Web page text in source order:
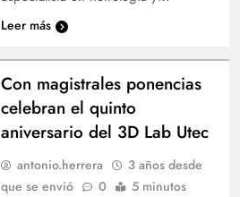
Leer más
Con magistrales ponencias
celebran el quinto
aniversario del 3D Lab Utec
antonio.herrera
3 años desde
que se envió
0 5 minutos